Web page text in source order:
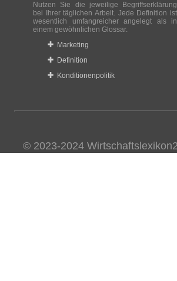
Nutzen Sie die jeweilige Begriffserklärung
bei Ihrer täglichen Arbeit. Jede Definition ist
wesentlich umfangreicher angelegt als in
einem gewöhnlichen Glossar.
Marketing
Definition
Konditionenpolitik
© 2023-2024